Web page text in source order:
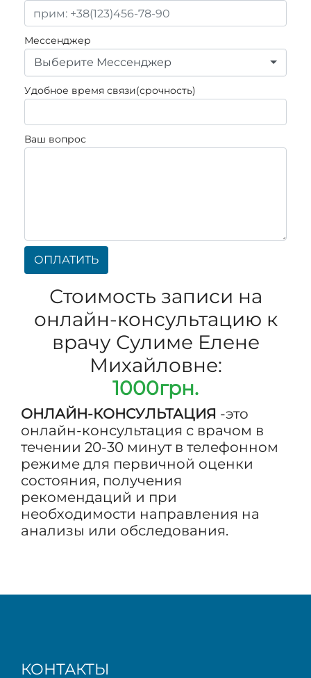
Мессенджер
Выберите Мессенджер
Удобное время связи(срочность)
Ваш вопрос
ОПЛАТИТЬ
Стоимость записи на
онлайн-консультацию к
врачу Сулиме Елене
Михайловне:
1000грн.
ОНЛАЙН-КОНСУЛЬТАЦИЯ -это
онлайн-консультация с врачом в
течении 20-30 минут в телефонном
режиме для первичной оценки
состояния, получения
рекомендаций и при
необходимости направления на
анализы или обследования.
КОНТАКТЫ